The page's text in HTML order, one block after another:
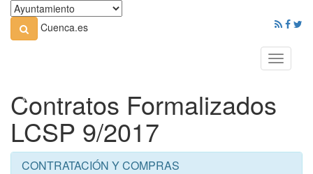
Cuenca.es
Toggle
Contratos Formalizados
LCSP 9/2017
CONTRATACIÓN Y COMPRAS